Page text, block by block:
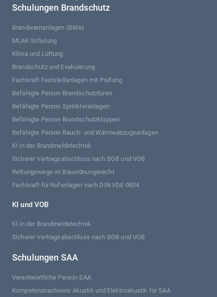
Schulungen Brandschutz
Brandwarnanlagen (BWA)
MLAR Schulung
Klima und Lüftung
Brandschutz und Evakuierung
Fachkraft Feststellanlagen mit Prüfung
Befähigte Person Brandschutztüren
Befähigte Person Sprinkleranlagen
Befähigte Person Brandschutzklappen
Befähigte Person Rauch- und Wärmeabzugsanlagen
KI in der Brandmeldetechnik
Sicherer Vertragsabschluss nach BGB und VOB
Rettungswege im Bauordnungsrecht
Fachkraft für Rufanlagen nach DIN VDE 0834
KI und VOB
KI in der Brandmeldetechnik
Sicherer Vertragsabschluss nach BGB und VOB
Schulungen SAA
Verantwortliche Person SAA
Kompetenznachweis Akustik und Elektroakustik für SAA